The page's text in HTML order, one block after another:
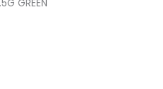
GREEN